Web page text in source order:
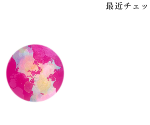
最近チェ